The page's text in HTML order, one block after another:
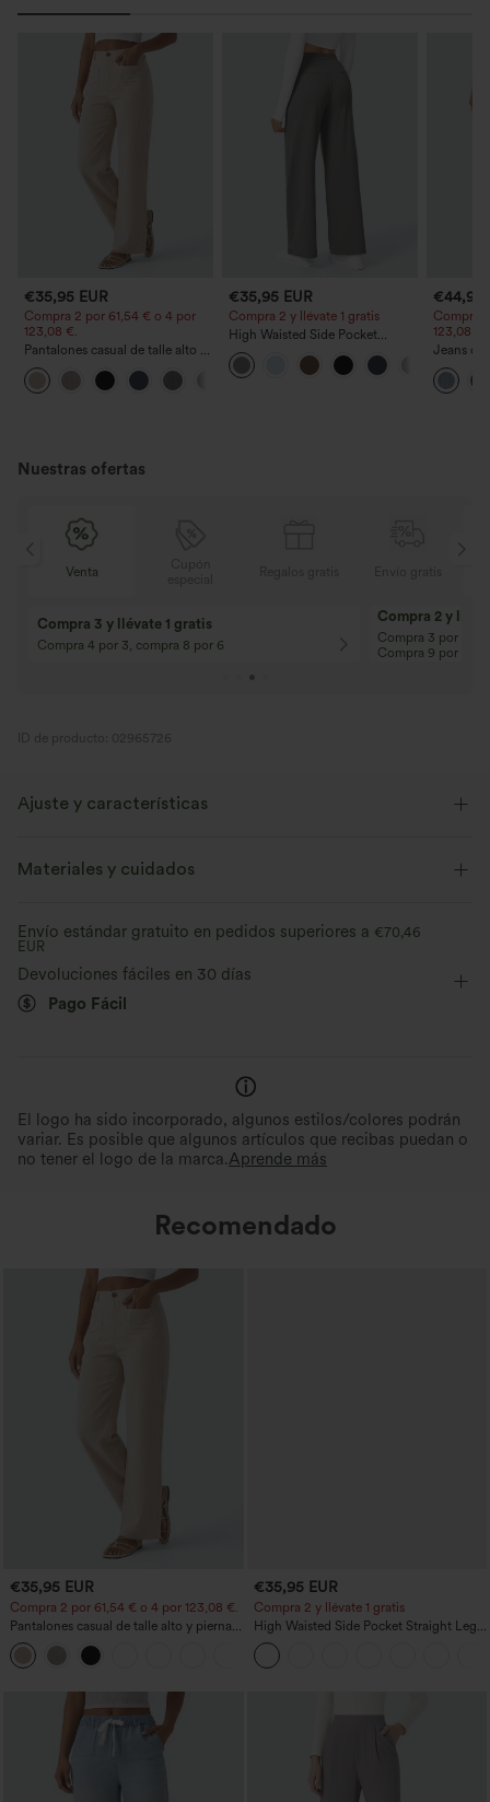
€35,95 EUR
Compra 2 por 61,54 € o 4 por
123,08 €.
Pantalones casual de talle alto y
pierna recta con tacto de lino y
bolsillos
€35,95 EUR
Compra 2 y llévate 1 gratis
High Waisted Side Pocket
Straight Leg Work Pants
€44,95
Compra
123,08 €.
Jeans
cordón
Nuestras ofertas
Venta
Compra 3 y llévate 1 gratis
Compra 4 por 3, compra 8 por 6
Compra 2 y
Compra 3 por 2,
Compra 9 por 6
ID de producto: 02965726
Ajuste y características
Shorts integrados
Elástico en 4 direcciones
Materiales y cuidados
Envío estándar gratuito en pedidos superiores a €70,46
EUR
Devoluciones fáciles en 30 días
Pago Fácil
El logo ha sido incorporado, algunos estilos/colores podrán
variar. Es posible que algunos artículos que recibas puedan o
no tener el logo de la marca.Aprende más
Recomendado
€35,95 EUR
Compra 2 por 61,54 € o 4 por 123,08 €.
Pantalones casual de talle alto y pierna
recta con tacto de lino y bolsillos
€35,95 EUR
Compra 2 y llévate 1 gratis
High Waisted Side Pocket Straight Leg
Work Pants